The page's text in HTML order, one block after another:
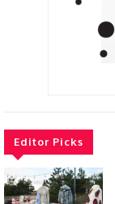
Editor Picks